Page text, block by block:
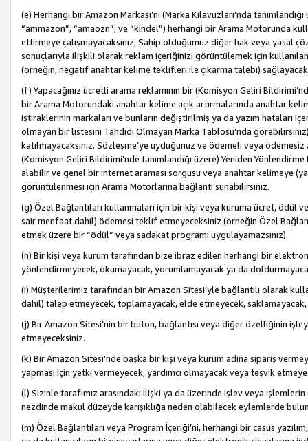
(e) Herhangi bir Amazon Markası’nı (Marka Kılavuzları’nda
“ammazon”, “amaozn”, ve “kindel”) herhangi bir Arama Motorunda
ettirmeye çalışmayacaksınız; Sahip olduğumuz diğer hak veya yasal
sonuçlarıyla ilişkili olarak reklam içeriğinizi görüntülemek için
(örneğin, negatif anahtar kelime teklifleri ile çıkarma talebi)
(f) Yapacağınız ücretli arama reklamının bir (Komisyon Geliri
bir Arama Motorundaki anahtar kelime açık artırmalarında anahtar
iştiraklerinin markaları ve bunların değiştirilmiş ya da yazım hataları
olmayan bir listesini Tahdidi Olmayan Marka Tablosu’nda
katılmayacaksınız. Sözleşme’ye uyduğunuz ve ödemeli veya
(Komisyon Geliri Bildirimi’nde tanımlandığı üzere) Yeniden
alabilir ve genel bir internet araması sorgusu veya anahtar kelimeye
görüntülenmesi için Arama Motorlarına bağlantı sunabilirsiniz.
(g) Özel Bağlantıları kullanmaları için bir kişi veya kuruma ücret, ödül
sair menfaat dahil) ödemesi teklif etmeyeceksiniz (örneğin Özel
etmek üzere bir “ödül” veya sadakat programı uygulayamazsınız).
(h) Bir kişi veya kurum tarafından bize ibraz edilen herhangi bir
yönlendirmeyecek, okumayacak, yorumlamayacak ya da
(i) Müşterilerimiz tarafından bir Amazon Sitesi’yle bağlantılı olarak
dahil) talep etmeyecek, toplamayacak, elde etmeyecek,
(j) Bir Amazon Sitesi’nin bir buton, bağlantısı veya diğer özelliğinin
etmeyeceksiniz.
(k) Bir Amazon Sitesi’nde başka bir kişi veya kurum adına sipariş
yapması için yetki vermeyecek, yardımcı olmayacak veya teşvik
(l) Sizinle tarafımız arasındaki ilişki ya da üzerinde işlev veya
nezdinde makul düzeyde karışıklığa neden olabilecek eylemlerde
(m) Özel Bağlantıları veya Program İçeriği’ni, herhangi bir casus